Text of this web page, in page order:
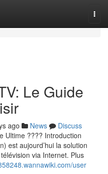
Le Guide
ago News
Discuss
Ultime ???? Introduction
est aujourd’hui la solution
via Internet. Plus
user